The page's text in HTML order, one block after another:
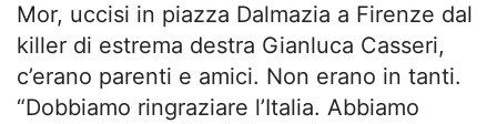
Mor, uccisi in piazza Dalmazia a Firenze dal
killer di estrema destra Gianluca Casseri,
c’erano parenti e amici. Non erano in tanti.
“Dobbiamo ringraziare l’Italia. Abbiamo